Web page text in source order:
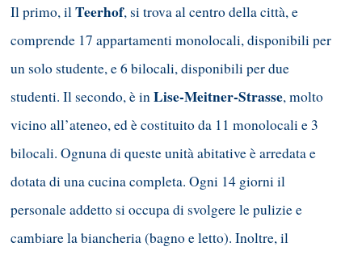
Il primo, il Teerhof, si trova al centro della città, e
comprende 17 appartamenti monolocali, disponibili per
un solo studente, e 6 bilocali, disponibili per due
studenti. Il secondo, è in Lise-Meitner-Strasse, molto
vicino all’ateneo, ed è costituito da 11 monolocali e 3
bilocali. Ognuna di queste unità abitative è arredata e
dotata di una cucina completa. Ogni 14 giorni il
personale addetto si occupa di svolgere le pulizie e
cambiare la biancheria (bagno e letto). Inoltre, il